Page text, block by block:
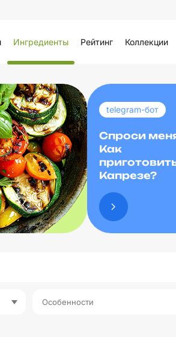
Ингредиенты Рейтинг Коллекции
telegram-бот
Спроси
Как
Капрезе?
Особенности